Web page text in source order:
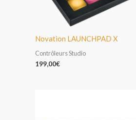
Novation LAUNCHPAD X
Contrôleurs Studio
199,00€